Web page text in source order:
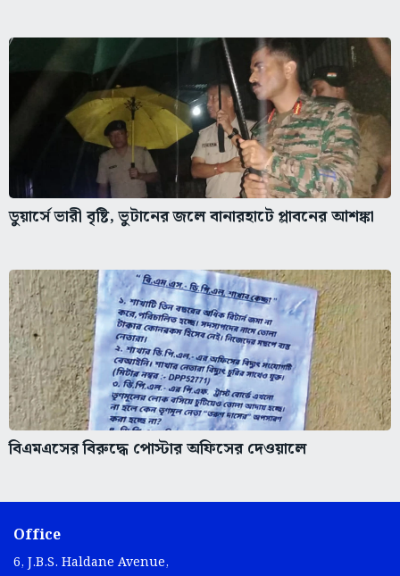
ডুয়ার্সে ভারী বৃষ্টি, ভুটানের জলে বানারহাটে প্লাবনের আশঙ্কা
বিএমএসের বিরুদ্ধে পোস্টার অফিসের দেওয়ালে
Office
6, J.B.S. Haldane Avenue,